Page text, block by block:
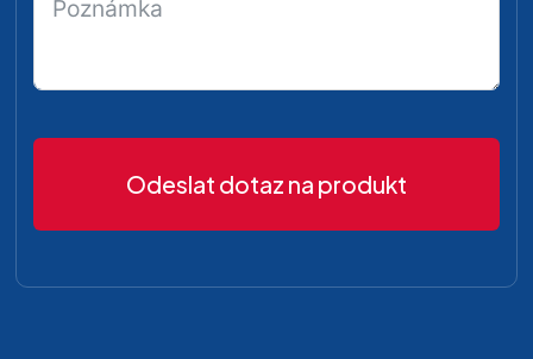
Odeslat dotaz na produkt